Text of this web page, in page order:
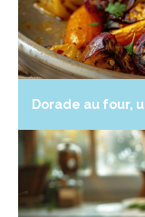
Dorade au four,